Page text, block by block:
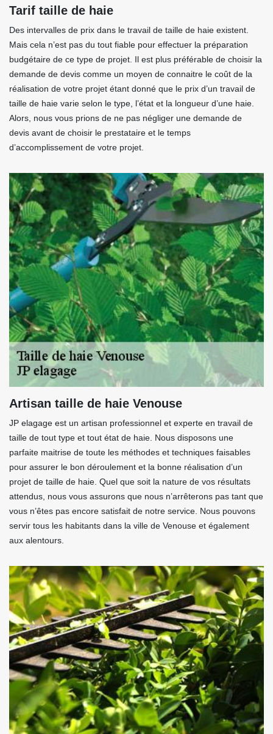
Tarif taille de haie
Des intervalles de prix dans le travail de taille de haie existent.
Mais cela n’est pas du tout fiable pour effectuer la préparation
budgétaire de ce type de projet. Il est plus préférable de choisir la
demande de devis comme un moyen de connaitre le coût de la
réalisation de votre projet étant donné que le prix d’un travail de
taille de haie varie selon le type, l’état et la longueur d’une haie.
Alors, nous vous prions de ne pas négliger une demande de
devis avant de choisir le prestataire et le temps
d’accomplissement de votre projet.
Artisan taille de haie Venouse
JP elagage est un artisan professionnel et experte en travail de
taille de tout type et tout état de haie. Nous disposons une
parfaite maitrise de toute les méthodes et techniques faisables
pour assurer le bon déroulement et la bonne réalisation d’un
projet de taille de haie. Quel que soit la nature de vos résultats
attendus, nous vous assurons que nous n’arrêterons pas tant que
vous n’êtes pas encore satisfait de notre service. Nous pouvons
servir tous les habitants dans la ville de Venouse et également
aux alentours.